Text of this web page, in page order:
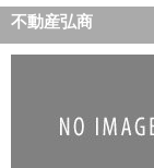
不動産弘商